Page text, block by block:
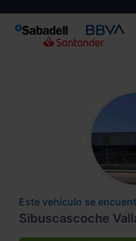
Este vehículo se
Sibuscascoche